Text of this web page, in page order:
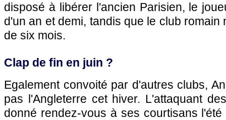
disposé à libérer l'ancien Parisien, le
d'un an et demi, tandis que le club romain
de six mois.
Clap de fin en juin ?
Egalement convoité par d'autres clubs,
pas l'Angleterre cet hiver. L'attaquant
donné rendez-vous à ses courtisans